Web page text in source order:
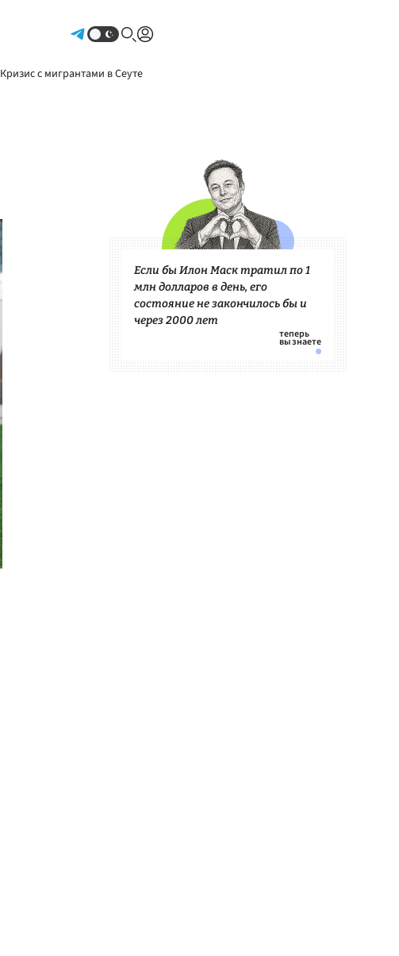
Кризис с мигрантами в Сеуте
Если бы Илон Маск тратил по 1
млн долларов в день, его
состояние не закончилось бы и
через 2000 лет